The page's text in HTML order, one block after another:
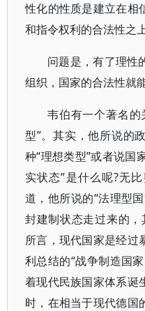
性化的性质是建立在相
和指令权利的合法性之上
问题是，有了理性
组织，国家的合法性就
韦伯有一个著名的
型”。其实，他所说的
种“理想类型”或者说国
实状态”是什么呢?无
道，他所说的“法理型
封建制状态走过来的
所言，现代国家是经过
利总结的“战争制造国
着现代民族国家体系诞
时，在相当于现代德国